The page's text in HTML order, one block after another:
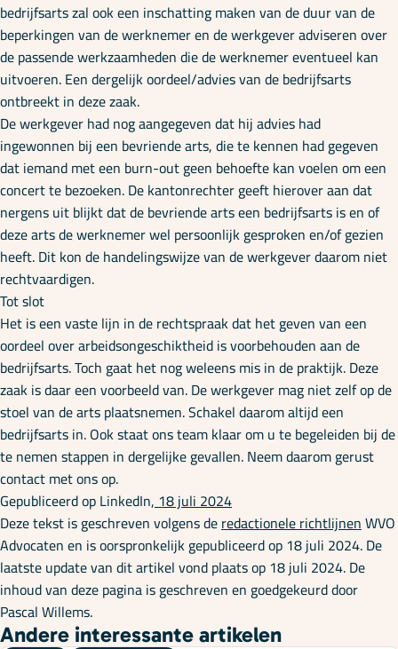
bedrijfsarts zal ook een inschatting maken van de duur van de
beperkingen van de werknemer en de werkgever adviseren over
de passende werkzaamheden die de werknemer eventueel kan
uitvoeren. Een dergelijk oordeel/advies van de bedrijfsarts
ontbreekt in deze zaak.
De werkgever had nog aangegeven dat hij advies had
ingewonnen bij een bevriende arts, die te kennen had gegeven
dat iemand met een burn-out geen behoefte kan voelen om een
concert te bezoeken. De kantonrechter geeft hierover aan dat
nergens uit blijkt dat de bevriende arts een bedrijfsarts is en of
deze arts de werknemer wel persoonlijk gesproken en/of gezien
heeft. Dit kon de handelingswijze van de werkgever daarom niet
rechtvaardigen.
Tot slot
Het is een vaste lijn in de rechtspraak dat het geven van een
oordeel over arbeidsongeschiktheid is voorbehouden aan de
bedrijfsarts. Toch gaat het nog weleens mis in de praktijk. Deze
zaak is daar een voorbeeld van. De werkgever mag niet zelf op de
stoel van de arts plaatsnemen. Schakel daarom altijd een
bedrijfsarts in. Ook staat ons team klaar om u te begeleiden bij de
te nemen stappen in dergelijke gevallen. Neem daarom gerust
contact met ons op.
Gepubliceerd op LinkedIn,18 juli 2024
Deze tekst is geschreven volgens deredactionele richtlijnenWVO
Advocaten en is oorspronkelijk gepubliceerd op 18 juli 2024. De
laatste update van dit artikel vond plaats op 18 juli 2024. De
inhoud van deze pagina is geschreven en goedgekeurd door
Pascal Willems.
Andere interessante artikelen